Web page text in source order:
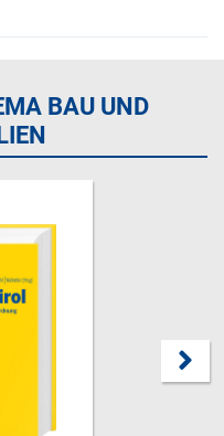
BAU UND